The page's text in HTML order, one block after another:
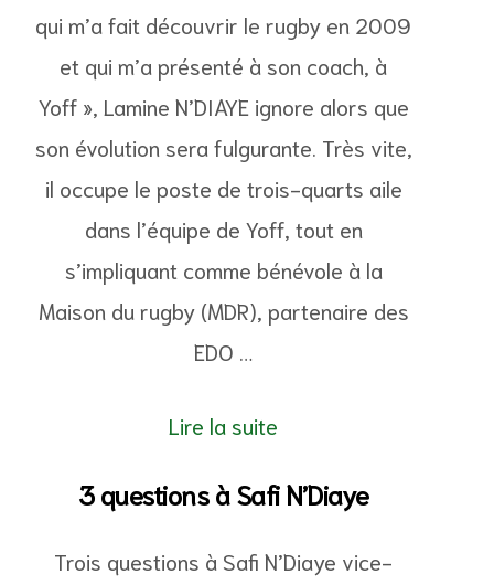
qui m’a fait découvrir le rugby en 2009
et qui m’a présenté à son coach, à
Yoff », Lamine N’DIAYE ignore alors que
son évolution sera fulgurante. Très vite,
il occupe le poste de trois-quarts aile
dans l’équipe de Yoff, tout en
s’impliquant comme bénévole à la
Maison du rugby (MDR), partenaire des
EDO …
Lire la suite
3 questions à Safi N’Diaye
Trois questions à Safi N’Diaye vice-